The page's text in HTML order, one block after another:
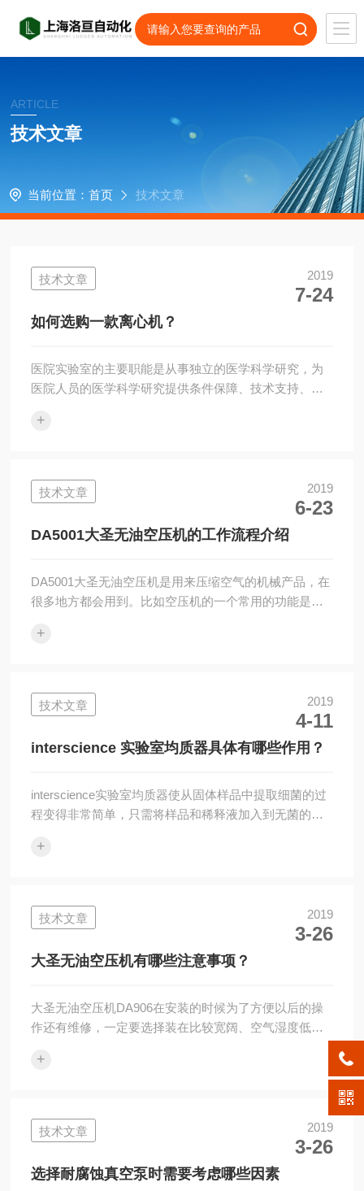
ARTICLE
技术文章
当前位置： 首页 技术文章
技术文章 2019
7-24
如何选购一款离心机？
医院实验室的主要职能是从事独立的医学科学研究，为
医院人员的医学科学研究提供条件保障、技术支持、委
设备*，医用离心机是常用的基础设备之一，在医院实验
根据工作量的大小，主要从转速和容量两个方面选择。
下面详细介绍选购精密离心机应该注意的问题，看懂这
个也能自己采购医院实验室离心机了哦~~(1)转速：离心
机根据大转速的不同分为低速离心机(30...
+
技术文章 2019
6-23
DA5001大圣无油空压机的工作流程介绍
DA5001大圣无油空压机是用来压缩空气的机械产品，在
很多地方都会用到。比如空压机的一个常用的功能是能
广泛。除此之外还可以用来制冷和分离气体，输送气体
塞式，旋转叶片或旋转螺杆。该机利用高速旋转的叶轮
使空气受到离心力的作用产生压力，同时获得速度，离
开叶轮后空气经扩压器等扩张通道将动能逐渐转化为压
力能，从而使压力得到提高。一级压缩后的空气...
+
技术文章 2019
4-11
interscience 实验室均质器具体有哪些作用？
interscience实验室均质器使从固体样品中提取细菌的过
程变得非常简单，只需将样品和稀释液加入到无菌的样
理。有效地分离被包含在固体样品内部和表面的微生物
叉污染的危险。应用领域：食品微生物分析；动物组
织、生物样品、化妆品的均质处理；肉、鱼、蔬菜、水
果、饼干；药品的微生物分析等。interscience实验室均
质器的作用是将实验样本...
+
技术文章 2019
3-26
大圣无油空压机有哪些注意事项？
大圣无油空压机DA906在安装的时候为了方便以后的操
作还有维修，一定要选择装在比较宽阔、空气湿度低一
氏度。如果工厂内部的环境很差，很容易产生很多的脏
了能够保障设备保养顺利、方便让空气压缩机和墙之间
至少间隔70公分以上，该机离顶端空间距离至少一米以
上。该机在工作一段时间后，机器的零部件有磨损或损
坏，而这些部件可能导致空压机无法正常运行，...
+
技术文章 2019
3-26
选择耐腐蚀真空泵时需要考虑哪些因素